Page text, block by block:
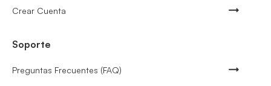
Crear Cuenta
Soporte
Preguntas Frecuentes (FAQ)